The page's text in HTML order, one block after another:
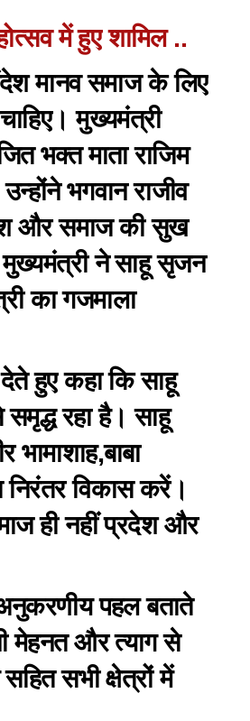
में हुए शामिल ..
मानव समाज के लिए
मुख्यमंत्री
भक्त माता राजिम
भगवान राजीव
और समाज की सुख
ने साहू सृजन
का गजमाला
हुए कहा कि साहू
रहा है। साहू
निरंतर विकास करें।
ही नहीं प्रदेश और
पहल बताते
मेहनत और त्याग से
सभी क्षेत्रों में